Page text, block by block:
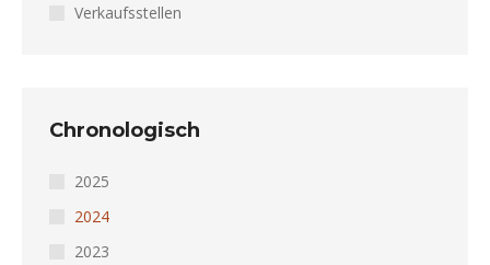
Verkaufsstellen
Chronologisch
2025
2024
2023